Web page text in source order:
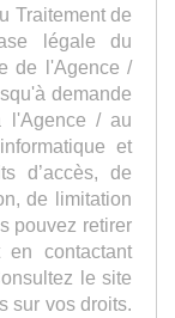
Traitement de
légale du
de l'Agence /
demande
l'Agence / au
et
d’accès, de
de limitation
pouvez retirer
en contactant
le site
sur vos droits.